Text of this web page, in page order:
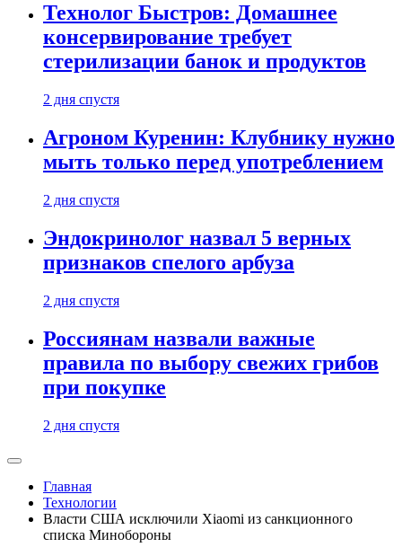
Технолог Быстров: Домашнее
консервирование требует
стерилизации банок и продуктов
2 дня спустя
Агроном Куренин: Клубнику нужно
мыть только перед употреблением
2 дня спустя
Эндокринолог назвал 5 верных
признаков спелого арбуза
2 дня спустя
Россиянам назвали важные
правила по выбору свежих грибов
при покупке
2 дня спустя
Главная
Технологии
Власти США исключили Xiaomi из санкционного
списка Минобороны